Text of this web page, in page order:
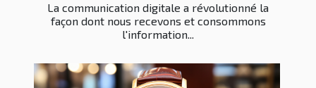
La communication digitale a révolutionné la
façon dont nous recevons et consommons
l'information...